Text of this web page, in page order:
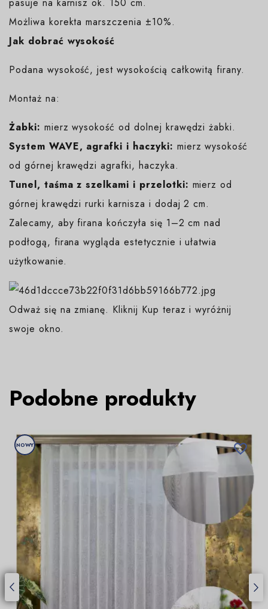
Możliwa korekta marszczenia ±10%.
Jak dobrać wysokość
Podana wysokość, jest wysokością całkowitą firany.
Montaż na:
Żabki: mierz wysokość od dolnej krawędzi żabki.
System WAVE, agrafki i haczyki: mierz wysokość
od górnej krawędzi agrafki, haczyka.
Tunel, taśma z szelkami i przelotki: mierz od
górnej krawędzi rurki karnisza i dodaj 2 cm.
Zalecamy, aby firana kończyła się 1–2 cm nad
podłogą, firana wygląda estetycznie i ułatwia
użytkowanie.
Odważ się na zmianę. Kliknij Kup teraz i wyróżnij
swoje okno.
Podobne produkty
NOWY 